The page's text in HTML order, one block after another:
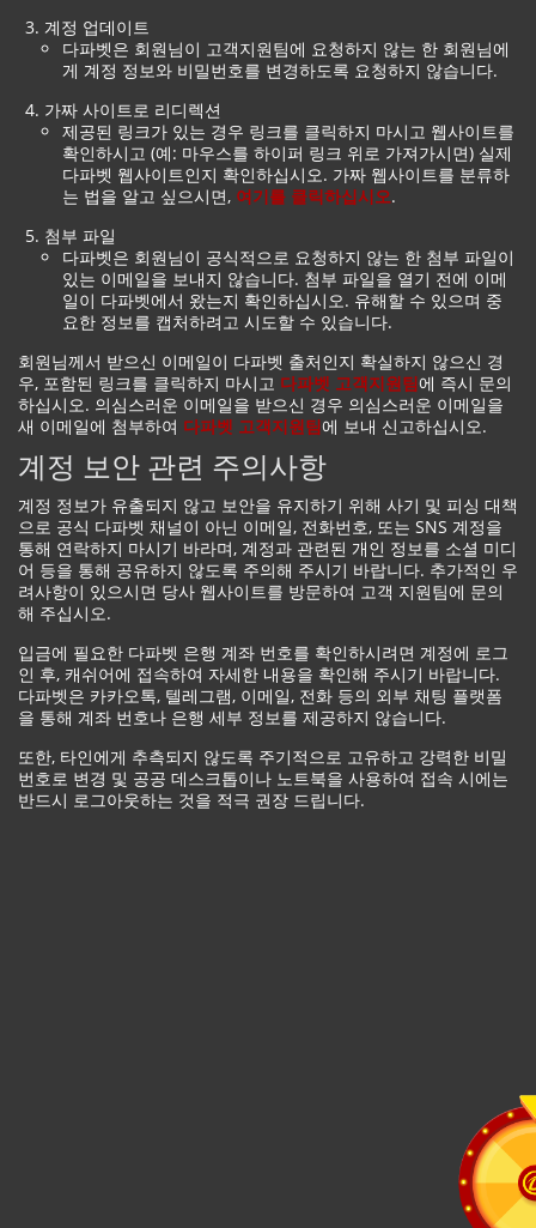
계정 업데이트
다파벳은 회원님이 고객지원팀에 요청하지 않는 한 회원님에
게 계정 정보와 비밀번호를 변경하도록 요청하지 않습니다.
가짜 사이트로 리디렉션
제공된 링크가 있는 경우 링크를 클릭하지 마시고 웹사이트를
확인하시고 (예: 마우스를 하이퍼 링크 위로 가져가시면) 실제
다파벳 웹사이트인지 확인하십시오. 가짜 웹사이트를 분류하
는 법을 알고 싶으시면, 여기를 클릭하십시오.
첨부 파일
다파벳은 회원님이 공식적으로 요청하지 않는 한 첨부 파일이
있는 이메일을 보내지 않습니다. 첨부 파일을 열기 전에 이메
일이 다파벳에서 왔는지 확인하십시오. 유해할 수 있으며 중
요한 정보를 캡처하려고 시도할 수 있습니다.
회원님께서 받으신 이메일이 다파벳 출처인지 확실하지 않으신 경
우, 포함된 링크를 클릭하지 마시고 다파벳 고객지원팀에 즉시 문의
하십시오. 의심스러운 이메일을 받으신 경우 의심스러운 이메일을
새 이메일에 첨부하여 다파벳 고객지원팀에 보내 신고하십시오.
계정 보안 관련 주의사항
계정 정보가 유출되지 않고 보안을 유지하기 위해 사기 및 피싱 대책
으로 공식 다파벳 채널이 아닌 이메일, 전화번호, 또는 SNS 계정을
통해 연락하지 마시기 바라며, 계정과 관련된 개인 정보를 소셜 미디
어 등을 통해 공유하지 않도록 주의해 주시기 바랍니다. 추가적인 우
려사항이 있으시면 당사 웹사이트를 방문하여 고객 지원팀에 문의
해 주십시오.
입금에 필요한 다파벳 은행 계좌 번호를 확인하시려면 계정에 로그
인 후, 캐쉬어에 접속하여 자세한 내용을 확인해 주시기 바랍니다.
다파벳은 카카오톡, 텔레그램, 이메일, 전화 등의 외부 채팅 플랫폼
을 통해 계좌 번호나 은행 세부 정보를 제공하지 않습니다.
또한, 타인에게 추측되지 않도록 주기적으로 고유하고 강력한 비밀
번호로 변경 및 공공 데스크톱이나 노트북을 사용하여 접속 시에는
반드시 로그아웃하는 것을 적극 권장 드립니다.